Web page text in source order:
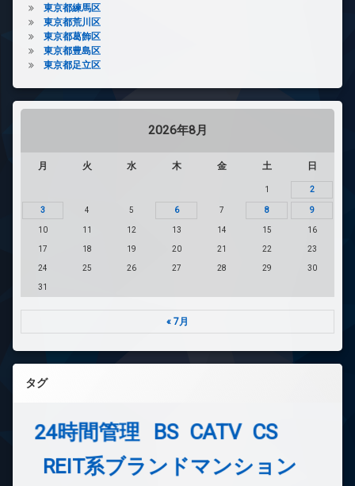
東京都練馬区
東京都荒川区
東京都葛飾区
東京都豊島区
東京都足立区
2026年8月
月 火 水 木 金 土 日
1 2
3 4 5 6 7 8 9
10 11 12 13 14 15 16
17 18 19 20 21 22 23
24 25 26 27 28 29 30
31
« 7月
タグ
24時間管理 BS CATV CS
REIT系ブランドマンション